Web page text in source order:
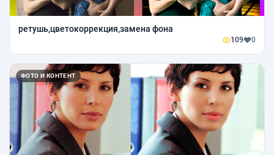
ретушь,цветокоррекция,замена фона
109 0
ФОТО И КОНТЕНТ